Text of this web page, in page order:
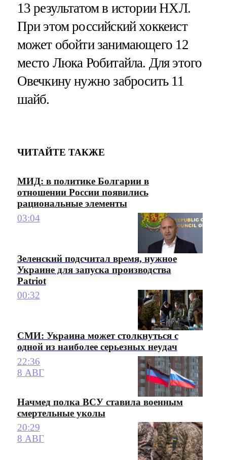
13 результатом в истории НХЛ.
При этом российский хоккеист
может обойти занимающего 12
место Люка Робитайла. Для этого
Овечкину нужно забросить 11
шайб.
ЧИТАЙТЕ ТАКЖЕ
МИД: в политике Болгарии в
отношении России появились
рациональные элементы
03:04
Зеленский подсчитал время, нужное
Украине для запуска производства
Patriot
00:32
СМИ: Украина может столкнуться с
одной из наиболее серьезных неудач
22:36
8 АВГ
Начмед полка ВСУ ставила военным
смертельные уколы
20:29
8 АВГ